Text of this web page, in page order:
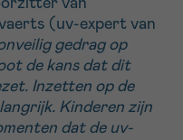
van
(uv-expert van
gedrag op
de kans dat dit
Inzetten op de
Kinderen zijn
dat de uv-